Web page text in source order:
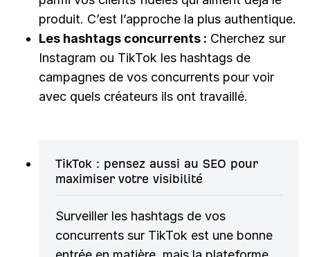
produit. C’est l’approche la plus authentique.
Les hashtags concurrents : Cherchez sur
Instagram ou TikTok les hashtags de
campagnes de vos concurrents pour voir
avec quels créateurs ils ont travaillé.
TikTok : pensez aussi au SEO pour
maximiser votre visibilité
Surveiller les hashtags de vos
concurrents sur TikTok est une bonne